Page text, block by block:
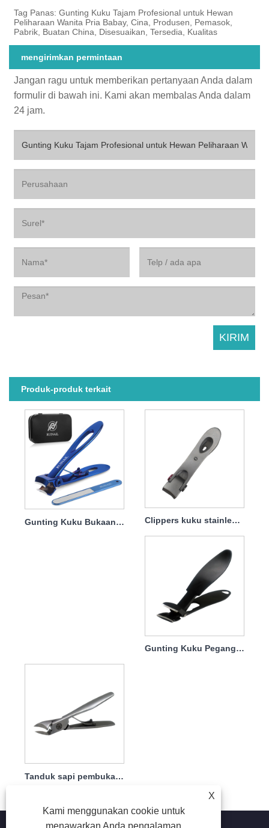
Tag Panas: Gunting Kuku Tajam Profesional untuk Hewan
Peliharaan Wanita Pria Babay, Cina, Produsen, Pemasok,
Pabrik, Buatan China, Disesuaikan, Tersedia, Kualitas
mengirimkan permintaan
Jangan ragu untuk memberikan pertanyaan Anda dalam
formulir di bawah ini. Kami akan membalas Anda dalam
24 jam.
Produk-produk terkait
Clippers kuku stainless steel yang besar adalah bukti percikan
Gunting Kuku Pegangan Kepala Melengkung
Tanduk sapi pembuka besar gunting kuku
X
Kami menggunakan cookie untuk
menawarkan Anda pengalaman